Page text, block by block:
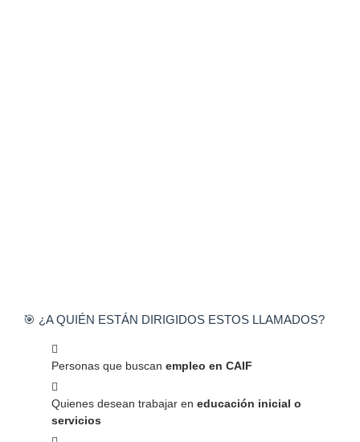
🎯 ¿A QUIÉN ESTÁN DIRIGIDOS ESTOS LLAMADOS?
Personas que buscan empleo en CAIF
Quienes desean trabajar en educación inicial o
servicios